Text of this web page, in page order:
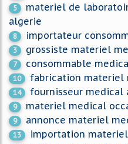
5
materiel de
algerie
8 importateur
3 grossiste materiel
7 consommable
10 fabrication materiel
14 fournisseur medical
9 materiel medical
9 annonce materiel
13 importation